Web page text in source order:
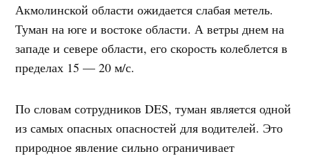
Акмолинской области ожидается слабая метель.
Туман на юге и востоке области. А ветры днем ​​на
западе и севере области, его скорость колеблется в
пределах 15 — 20 м/с.
По словам сотрудников DES, туман является одной
из самых опасных опасностей для водителей. Это
природное явление сильно ограничивает